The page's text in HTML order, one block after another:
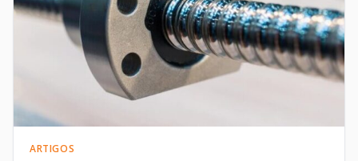
ARTIGOS